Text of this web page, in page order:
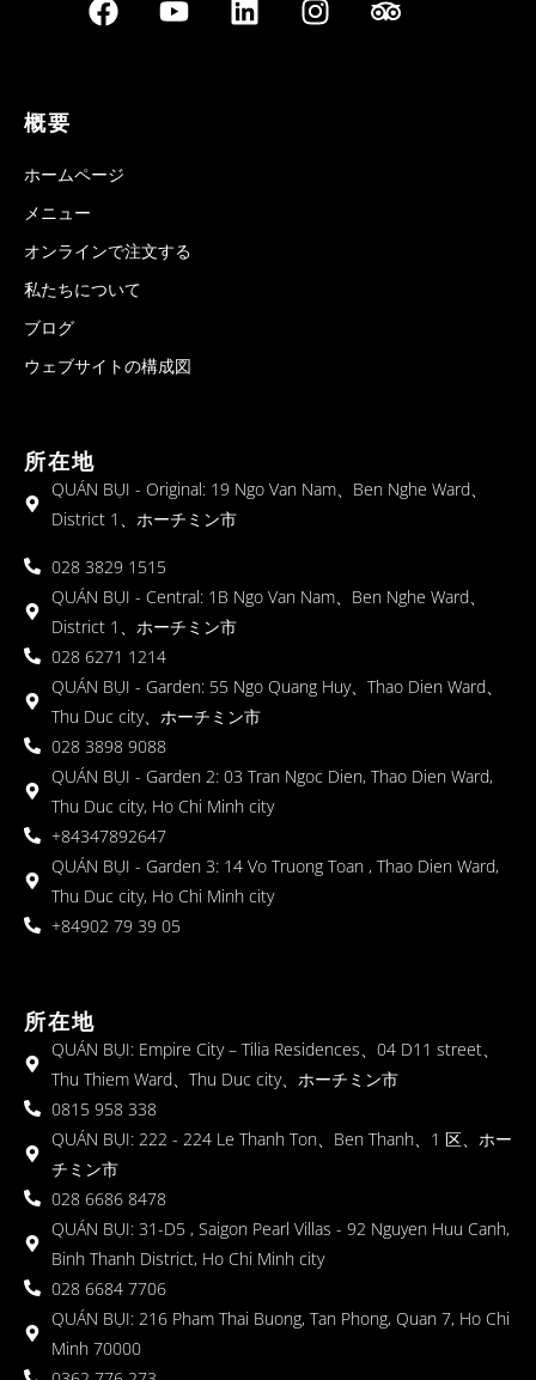
概要
ホームページ
メニュー
オンラインで注文する
私たちについて
ブログ
ウェブサイトの構成図
所在地
QUÁN BỤI - Original: 19 Ngo Van Nam、Ben Nghe Ward、
District 1、ホーチミン市
028 3829 1515
QUÁN BỤI - Central: 1B Ngo Van Nam、Ben Nghe Ward、
District 1、ホーチミン市
028 6271 1214
QUÁN BỤI - Garden: 55 Ngo Quang Huy、Thao Dien Ward、
Thu Duc city、ホーチミン市
028 3898 9088
QUÁN BỤI - Garden 2: 03 Tran Ngoc Dien, Thao Dien Ward,
Thu Duc city, Ho Chi Minh city
+84347892647
QUÁN BỤI - Garden 3: 14 Vo Truong Toan , Thao Dien Ward,
Thu Duc city, Ho Chi Minh city
+84902 79 39 05
所在地
QUÁN BỤI: Empire City – Tilia Residences、04 D11 street、
Thu Thiem Ward、Thu Duc city、ホーチミン市
0815 958 338
QUÁN BỤI: 222 - 224 Le Thanh Ton、Ben Thanh、1 区、ホー
チミン市
028 6686 8478
QUÁN BỤI: 31-D5 , Saigon Pearl Villas - 92 Nguyen Huu Canh,
Binh Thanh District, Ho Chi Minh city
028 6684 7706
QUÁN BỤI: 216 Pham Thai Buong, Tan Phong, Quan 7, Ho Chi
Minh 70000